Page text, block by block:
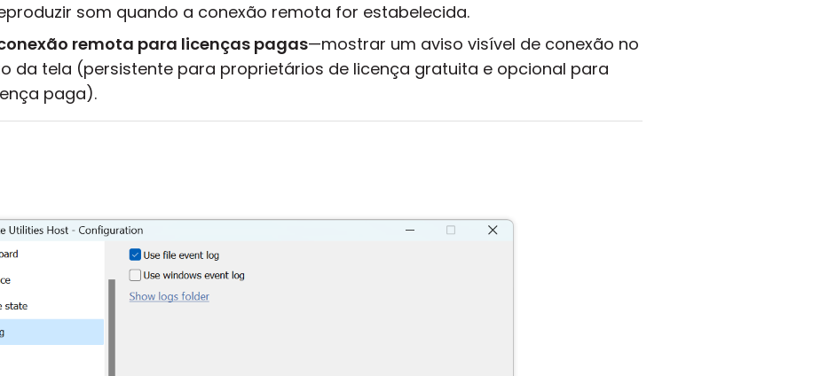
som quando a conexão remota for estabelecida.
remota para licenças pagas—mostrar um aviso visível de conexão no
da tela (persistente para proprietários de licença gratuita e opcional para
paga).